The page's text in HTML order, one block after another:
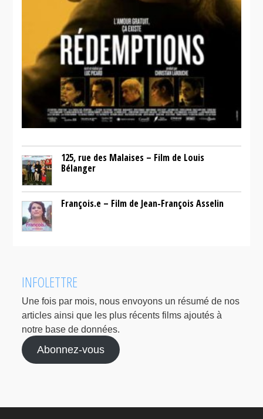
125, rue des Malaises – Film de Louis
Bélanger
François.e – Film de Jean-François Asselin
INFOLETTRE
Une fois par mois, nous envoyons un résumé de nos
articles ainsi que les plus récents films ajoutés à
notre base de données.
Abonnez-vous